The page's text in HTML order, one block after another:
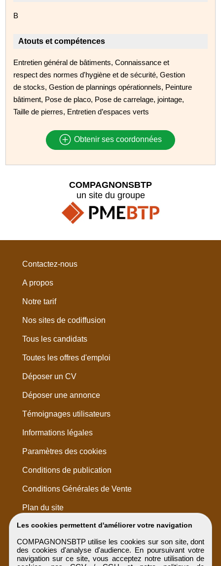
B
Atouts et compétences
Entretien général de bâtiments, Connaissance et
respect des normes d'hygiène et de sécurité, Gestion
de stocks, Gestion de plannings opérationnels, Peinture
bâtiment, Pose de placo, Pose de carrelage, jointage,
Taille de pierres, Entretien d’espaces verts
Obtenir ses coordonnées
Les cookies permettent d'améliorer votre navigation
COMPAGNONSBTP utilise les cookies sur son site, dont
des cookies d'analyse d'audience. En poursuivant votre
navigation sur ce site, vous acceptez notre utilisation de
COMPAGNONSBTP
un site du groupe
Contactez-nous
A propos
Notre tarif
Nos sites de codiffusion
Tous les candidats
Toutes les offres d'emploi
Déposer un CV
Déposer une annonce
Témoignages utilisateurs
Informations légales
Paramètres des cookies
Conditions de publication
Conditions Générales de Vente
Plan du site